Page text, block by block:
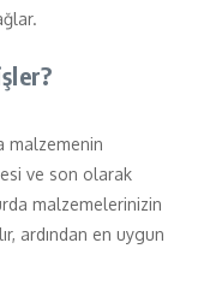
malzemenin
ve son olarak
malzemelerinizin
ardından en uygun